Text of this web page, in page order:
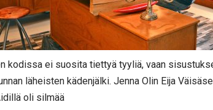
kodissa ei suosita tiettyä tyyliä, vaan
läheisten kädenjälki. Jenna Olin Eija
oli silmää